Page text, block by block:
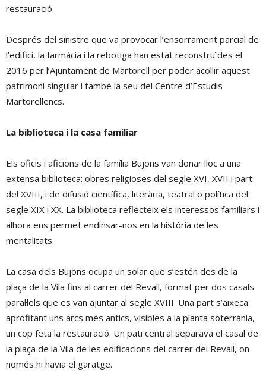
restauració.
Després del sinistre que va provocar l’ensorrament parcial de
l’edifici, la farmàcia i la rebotiga han estat reconstruïdes el
2016 per l’Ajuntament de Martorell per poder acollir aquest
patrimoni singular i també la seu del Centre d’Estudis
Martorellencs.
La biblioteca i la casa familiar
Els oficis i aficions de la família Bujons van donar lloc a una
extensa biblioteca: obres religioses del segle XVI, XVII i part
del XVIII, i de difusió científica, literària, teatral o política del
segle XIX i XX. La biblioteca reflecteix els interessos familiars i
alhora ens permet endinsar-nos en la història de les
mentalitats.
La casa dels Bujons ocupa un solar que s’estén des de la
plaça de la Vila fins al carrer del Revall, format per dos casals
paral·lels que es van ajuntar al segle XVIII. Una part s’aixeca
aprofitant uns arcs més antics, visibles a la planta soterrània,
un cop feta la restauració. Un pati central separava el casal de
la plaça de la Vila de les edificacions del carrer del Revall, on
només hi havia el garatge.